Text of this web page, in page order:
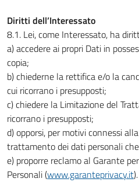
Diritti dell’Interessato
8.1. Lei, come Interessato, ha
a) accedere ai propri Dati in
copia;
b) chiederne la rettifica e/o la
cui ricorrano i presupposti;
c) chiedere la Limitazione del
ricorrano i presupposti;
d) opporsi, per motivi connessi
trattamento dei dati personali
e) proporre reclamo al Garante
Personali (www.garanteprivacy.it).